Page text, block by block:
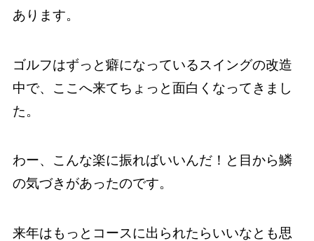
あります。
ゴルフはずっと癖になっているスイングの改造
中で、ここへ来てちょっと面白くなってきまし
た。
わー、こんな楽に振ればいいんだ！と目から鱗
の気づきがあったのです。
来年はもっとコースに出られたらいいなとも思